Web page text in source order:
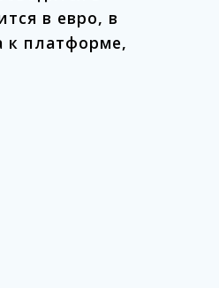
в евро, в
к платформе,